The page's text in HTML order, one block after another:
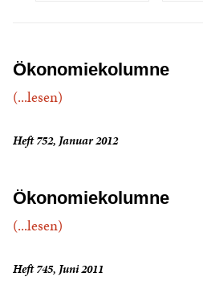
Ökonomiekolumne
(...lesen)
Heft 752, Januar 2012
Ökonomiekolumne
(...lesen)
Heft 745, Juni 2011